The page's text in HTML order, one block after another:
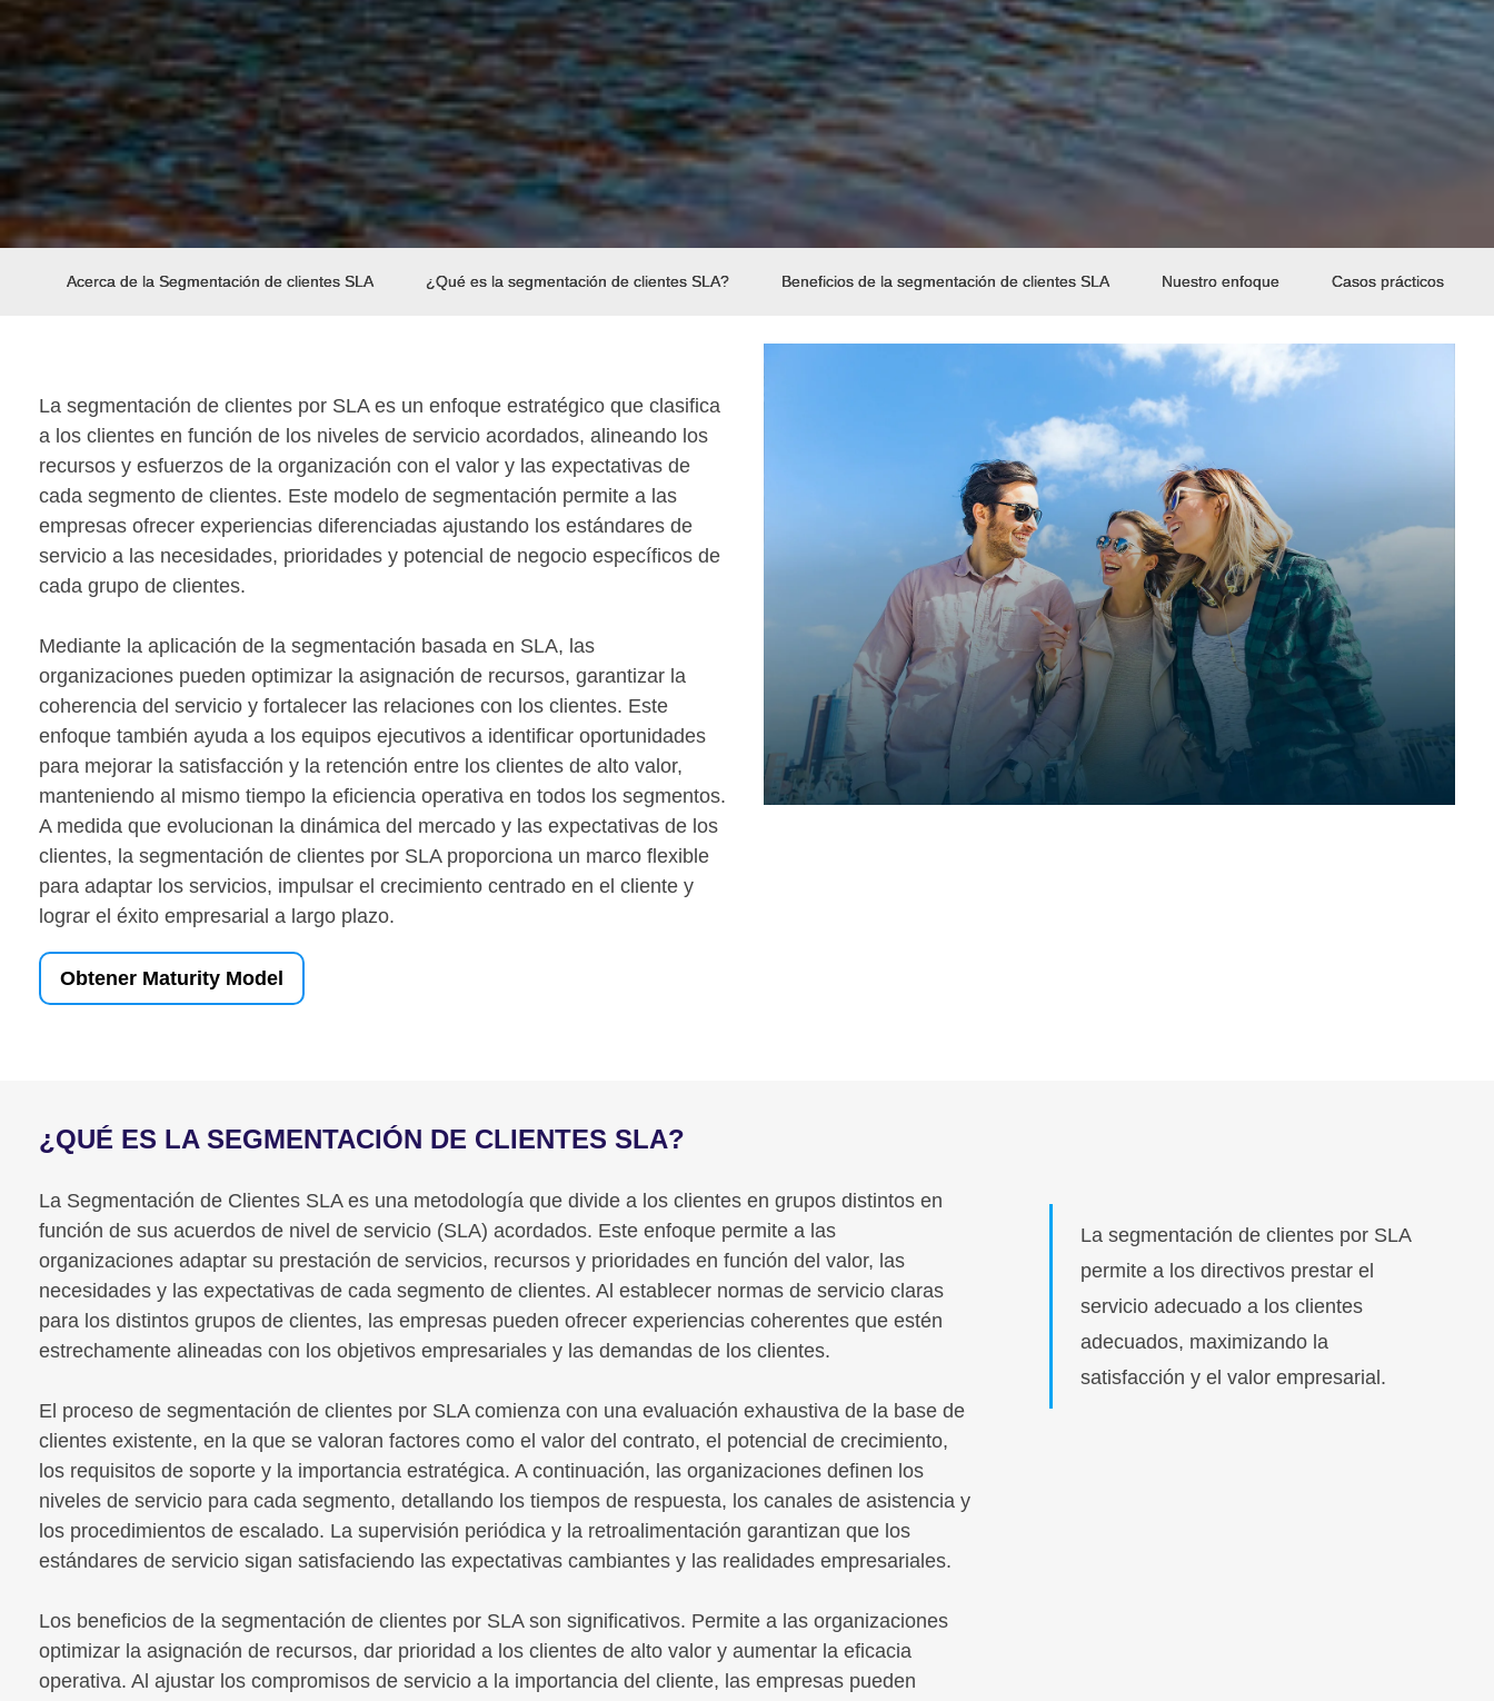
Acerca de la Segmentación de clientes SLA ¿Qué es la segmentación de clientes SLA? Beneficios de la segmentación de clientes SLA Nuestro enfoque Casos prácticos
La segmentación de clientes por SLA es un enfoque estratégico que clasifica
a los clientes en función de los niveles de servicio acordados, alineando los
recursos y esfuerzos de la organización con el valor y las expectativas de
cada segmento de clientes. Este modelo de segmentación permite a las
empresas ofrecer experiencias diferenciadas ajustando los estándares de
servicio a las necesidades, prioridades y potencial de negocio específicos de
cada grupo de clientes.
Mediante la aplicación de la segmentación basada en SLA, las
organizaciones pueden optimizar la asignación de recursos, garantizar la
coherencia del servicio y fortalecer las relaciones con los clientes. Este
enfoque también ayuda a los equipos ejecutivos a identificar oportunidades
para mejorar la satisfacción y la retención entre los clientes de alto valor,
manteniendo al mismo tiempo la eficiencia operativa en todos los segmentos.
A medida que evolucionan la dinámica del mercado y las expectativas de los
clientes, la segmentación de clientes por SLA proporciona un marco flexible
para adaptar los servicios, impulsar el crecimiento centrado en el cliente y
lograr el éxito empresarial a largo plazo.
Obtener Maturity Model
¿QUÉ ES LA SEGMENTACIÓN DE CLIENTES SLA?
La Segmentación de Clientes SLA es una metodología que divide a los clientes en grupos distintos en
función de sus acuerdos de nivel de servicio (SLA) acordados. Este enfoque permite a las
organizaciones adaptar su prestación de servicios, recursos y prioridades en función del valor, las
necesidades y las expectativas de cada segmento de clientes. Al establecer normas de servicio claras
para los distintos grupos de clientes, las empresas pueden ofrecer experiencias coherentes que estén
estrechamente alineadas con los objetivos empresariales y las demandas de los clientes.
El proceso de segmentación de clientes por SLA comienza con una evaluación exhaustiva de la base de
clientes existente, en la que se valoran factores como el valor del contrato, el potencial de crecimiento,
los requisitos de soporte y la importancia estratégica. A continuación, las organizaciones definen los
niveles de servicio para cada segmento, detallando los tiempos de respuesta, los canales de asistencia y
los procedimientos de escalado. La supervisión periódica y la retroalimentación garantizan que los
estándares de servicio sigan satisfaciendo las expectativas cambiantes y las realidades empresariales.
Los beneficios de la segmentación de clientes por SLA son significativos. Permite a las organizaciones
optimizar la asignación de recursos, dar prioridad a los clientes de alto valor y aumentar la eficacia
operativa. Al ajustar los compromisos de servicio a la importancia del cliente, las empresas pueden
La segmentación de clientes por SLA
permite a los directivos prestar el
servicio adecuado a los clientes
adecuados, maximizando la
satisfacción y el valor empresarial.